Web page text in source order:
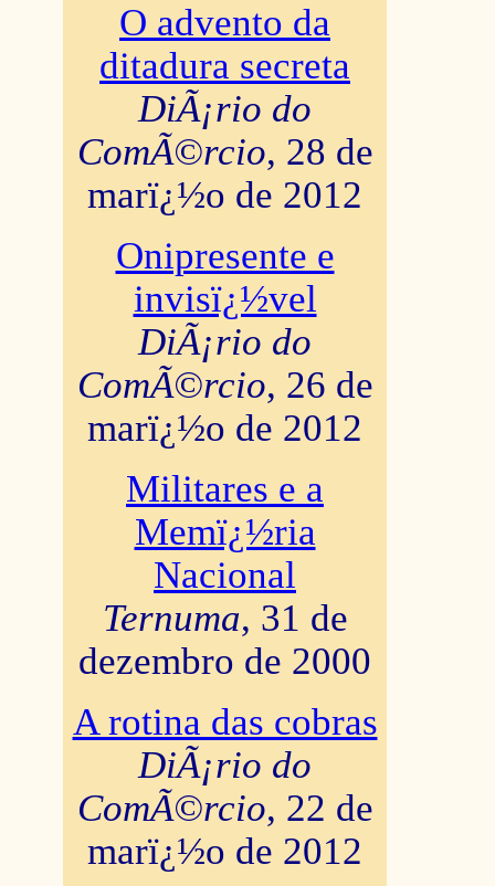
O advento da
ditadura secreta
DiÃ¡rio do
ComÃ©rcio, 28 de
marï¿½o de 2012
Onipresente e
invisï¿½vel
DiÃ¡rio do
ComÃ©rcio, 26 de
marï¿½o de 2012
Militares e a
Memï¿½ria
Nacional
Ternuma, 31 de
dezembro de 2000
A rotina das cobras
DiÃ¡rio do
ComÃ©rcio, 22 de
marï¿½o de 2012